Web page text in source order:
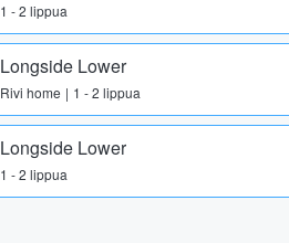
1 - 2 lippua
Longside Lower
Rivi home 1 - 2 lippua
Longside Lower
1 - 2 lippua